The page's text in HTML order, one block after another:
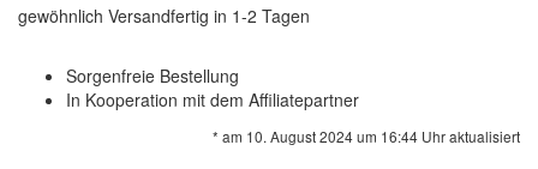
gewöhnlich Versandfertig in 1-2 Tagen
Sorgenfreie Bestellung
In Kooperation mit dem Affiliatepartner
* am 10. August 2024 um 16:44 Uhr aktualisiert